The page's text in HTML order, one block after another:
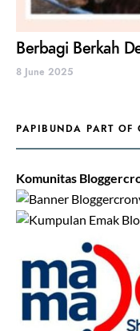
Berbagi Berkah
8 June 2025
PAPIBUNDA PART OF
Komunitas